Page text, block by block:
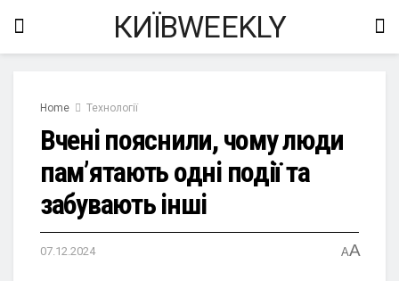
КИЇВWEEKLY
Home Технології
Вчені пояснили, чому люди
пам’ятають одні події та
забувають інші
07.12.2024 AA